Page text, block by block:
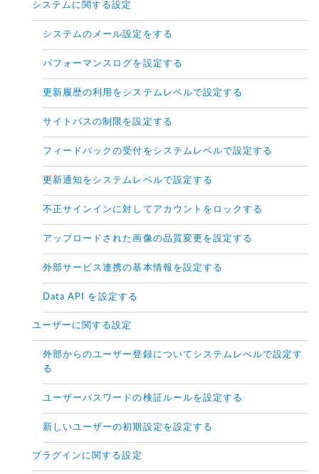
システムに関する設定
システムのメール設定をする
パフォーマンスログを設定する
更新履歴の利用をシステムレベルで設定する
サイトパスの制限を設定する
フィードバックの受付をシステムレベルで設定する
更新通知をシステムレベルで設定する
不正サインインに対してアカウントをロックする
アップロードされた画像の品質変更を設定する
外部サービス連携の基本情報を設定する
Data API を設定する
ユーザーに関する設定
外部からのユーザー登録についてシステムレべルで設定す
る
ユーザーパスワードの検証ルールを設定する
新しいユーザーの初期設定を設定する
プラグインに関する設定